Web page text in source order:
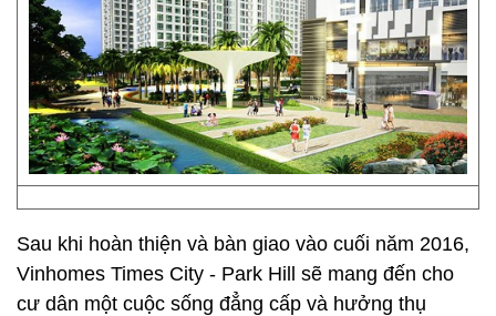
Sau khi hoàn thiện và bàn giao vào cuối năm 2016,
Vinhomes Times City - Park Hill sẽ mang đến cho
cư dân một cuộc sống đẳng cấp và hưởng thụ